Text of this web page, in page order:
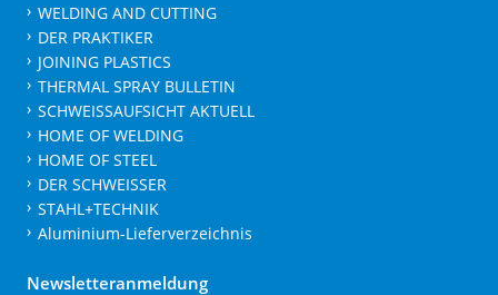
WELDING AND CUTTING
DER PRAKTIKER
JOINING PLASTICS
THERMAL SPRAY BULLETIN
SCHWEISSAUFSICHT AKTUELL
HOME OF WELDING
HOME OF STEEL
DER SCHWEISSER
STAHL+TECHNIK
Aluminium-Lieferverzeichnis
Newsletteranmeldung